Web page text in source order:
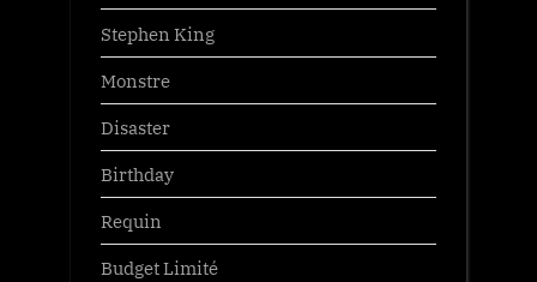
Stephen King
Monstre
Disaster
Birthday
Requin
Budget Limité